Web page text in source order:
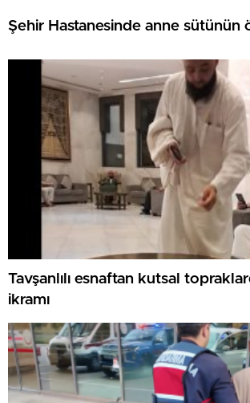
Şehir Hastanesinde anne sütünün
Tavşanlılı esnaftan kutsal
ikramı